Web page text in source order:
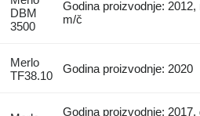
DBM
3500
Godina proizvodnje: 2012,
m/č
Merlo
TF38.10
Godina proizvodnje: 2020
Godina proizvodnje: 2017,